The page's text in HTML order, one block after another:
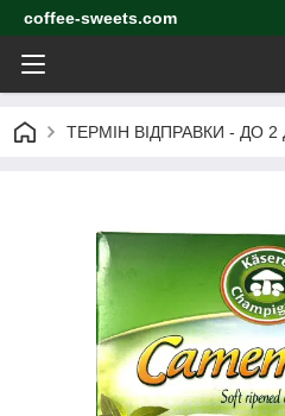
coffee-sweets.com
ТЕРМІН ВІДПРАВКИ - ДО